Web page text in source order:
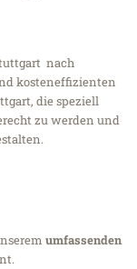
nach
kosteneffizienten
die speziell
zu werden und
umfassenden